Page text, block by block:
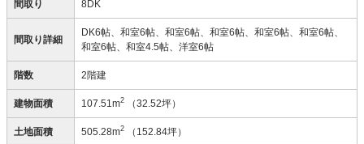
間取り 8DK
間取り詳細
DK6帖、和室6帖、和室6帖、和室6帖、和室6帖、和室6帖、
和室6帖、和室4.5帖、洋室6帖
階数 2階建
建物面積 107.51m2 （32.52坪）
土地面積 505.28m2 （152.84坪）